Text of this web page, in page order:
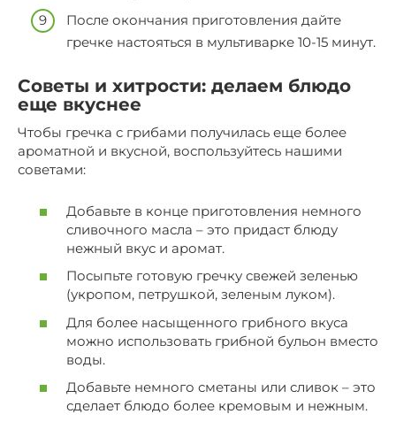
После окончания приготовления дайте
гречке настояться в мультиварке 10-15 минут.
Советы и хитрости: делаем блюдо
еще вкуснее
Чтобы гречка с грибами получилась еще более
ароматной и вкусной, воспользуйтесь нашими
советами:
Добавьте в конце приготовления немного
сливочного масла – это придаст блюду
нежный вкус и аромат.
Посыпьте готовую гречку свежей зеленью
(укропом, петрушкой, зеленым луком).
Для более насыщенного грибного вкуса
можно использовать грибной бульон вместо
воды.
Добавьте немного сметаны или сливок – это
сделает блюдо более кремовым и нежным.